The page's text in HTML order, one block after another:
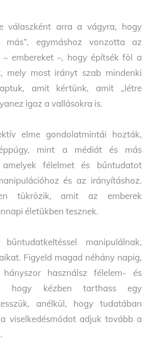
válaszként arra a vágyra, hogy
más”, egymáshoz vonzotta az
– embereket –, hogy építsék föl a
mely most irányt szab mindenki
amit kértünk, amit „létre
igaz a vallásokra is.
elme gondolatmintái hozták,
mint a médiát és más
amelyek félelmet és bűntudatot
és az irányításhoz.
tükrözik, amit az emberek
életükben tesznek.
manipulálnak,
Figyeld magad néhány napig,
használsz félelem- és
hogy kézben tarthass egy
anélkül, hogy tudatában
viselkedésmódot adjuk tovább a